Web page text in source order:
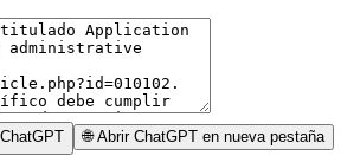
🌐 Abrir ChatGPT en nueva pestaña